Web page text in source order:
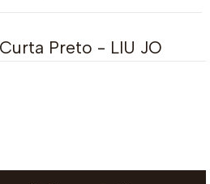
Preto - LIU JO